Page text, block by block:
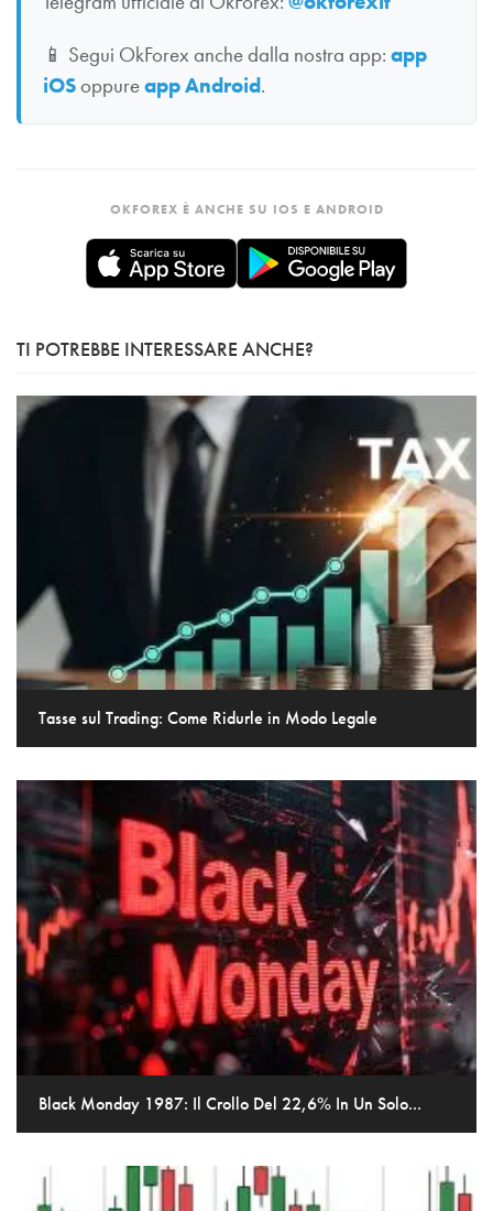
📱 Segui OkForex anche dalla nostra app: app
iOSoppureapp Android.
OKFOREX È ANCHE SU IOS E ANDROID
TI POTREBBE INTERESSARE ANCHE?
Tasse sul Trading: Come Ridurle in Modo Legale
Black Monday 1987: Il Crollo Del 22,6% In Un Solo...